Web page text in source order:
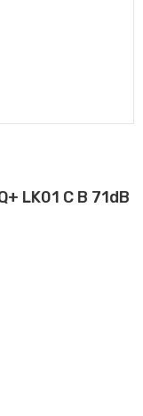
LK01 C B 71dB